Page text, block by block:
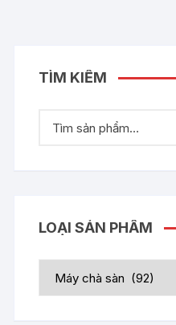
TÌM KIẾM
LOẠI SẢN PHẨM